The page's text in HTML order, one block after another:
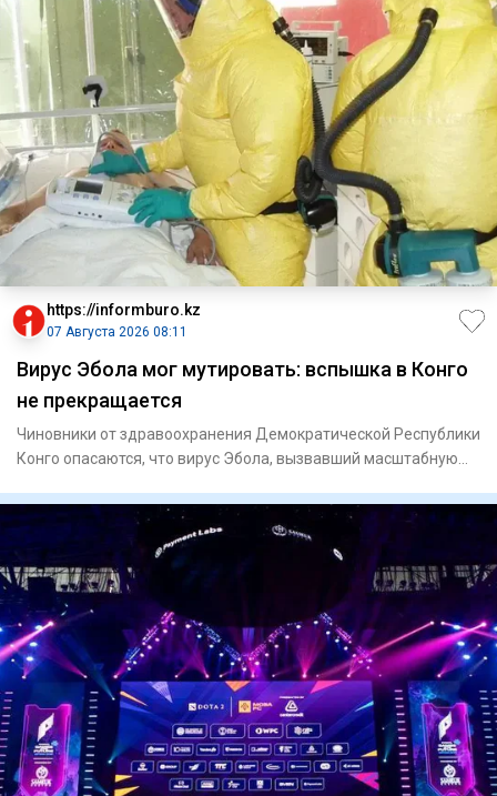
https://informburo.kz
07 Августа 2026 08:11
Вирус Эбола мог мутировать: вспышка в Конго
не прекращается
Чиновники от здравоохранения Демократической Республики
Конго опасаются, что вирус Эбола, вызвавший масштабную